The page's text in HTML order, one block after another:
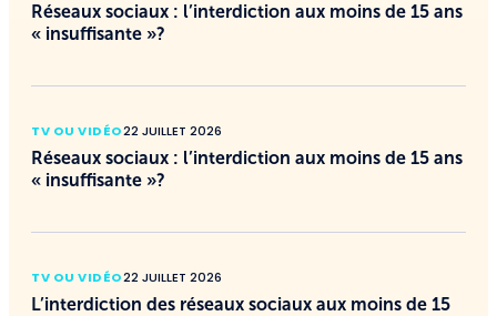
Réseaux sociaux : l’interdiction aux moins de 15 ans
« insuffisante »?
TV OU VIDÉO22 JUILLET 2026
Réseaux sociaux : l’interdiction aux moins de 15 ans
« insuffisante »?
TV OU VIDÉO22 JUILLET 2026
L’interdiction des réseaux sociaux aux moins de 15